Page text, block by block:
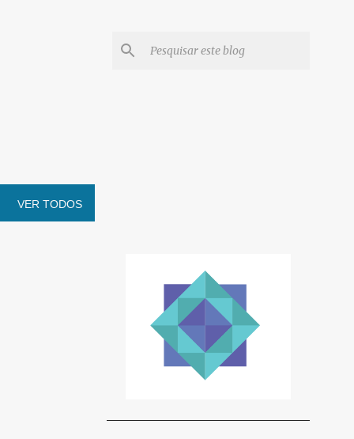
VER TODOS